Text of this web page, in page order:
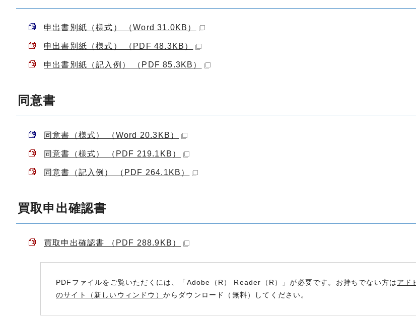
申出書別紙（様式） （Word 31.0KB）
申出書別紙（様式） （PDF 48.3KB）
申出書別紙（記入例） （PDF 85.3KB）
同意書
同意書（様式） （Word 20.3KB）
同意書（様式） （PDF 219.1KB）
同意書（記入例） （PDF 264.1KB）
買取申出確認書
買取申出確認書 （PDF 288.9KB）
PDFファイルをご覧いただくには、「Adobe（R） Reader（R）」が必要です。お持ちでない方はアド
のサイト（新しいウィンドウ） からダウンロード（無料）してください。